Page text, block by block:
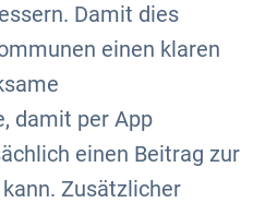
Damit dies
einen klaren
damit per App
einen Beitrag zur
Zusätzlicher